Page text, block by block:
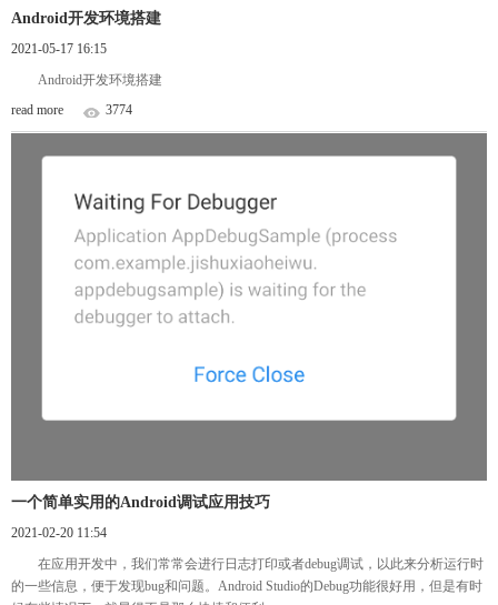
Android开发环境搭建
2021-05-17 16:15
Android开发环境搭建
read more
3774
一个简单实用的Android调试应用技巧
2021-02-20 11:54
在应用开发中，我们常常会进行日志打印或者debug调试，以此来分析运行时
的一些信息，便于发现bug和问题。Android Studio的Debug功能很好用，但是有时